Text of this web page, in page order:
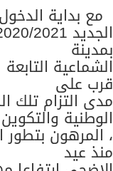
مع بداية
بمدينة
الشماعية
قرب على
مدى التزام تلك
الوطنية والتكوين
، المرهون بتطور
منذ عيد